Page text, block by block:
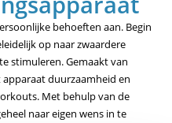
behoeften aan. Begin
op naar zwaardere
stimuleren. Gemaakt van
duurzaamheid en
Met behulp van de
naar eigen wens in te